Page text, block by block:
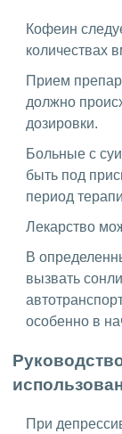
Кофеин
количествах
Прием
должно
дозировки.
Больные с
быть под
период
Лекарство
В
вызвать
особенно в
При